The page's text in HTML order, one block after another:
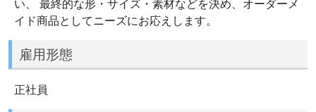
い、 最終的な形・サイズ・素材などを決め、オーダーメ
イド商品としてニーズにお応えします。
雇用形態
正社員